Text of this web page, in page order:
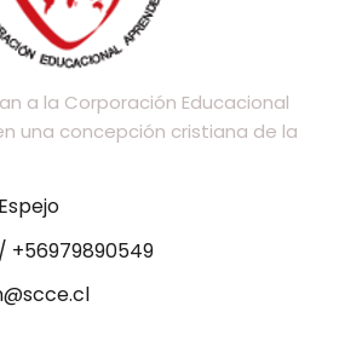
a la Corporación Educacional
una concepción cristiana de la
+56979890549